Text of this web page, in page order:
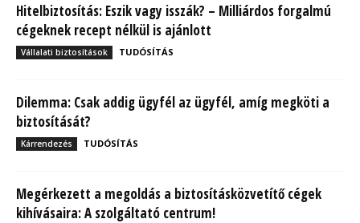
Hitelbiztosítás: Eszik vagy isszák? – Milliárdos forgalmú
cégeknek recept nélkül is ajánlott
Vállalati biztosítások TUDÓSÍTÁS
Dilemma: Csak addig ügyfél az ügyfél, amíg megköti a
biztosítását?
Kárrendezés TUDÓSÍTÁS
Megérkezett a megoldás a biztosításközvetítő cégek
kihívásaira: A szolgáltató centrum!